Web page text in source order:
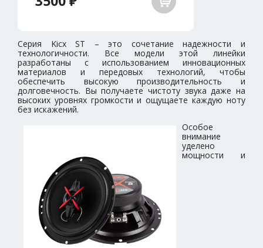
Серия Kicx ST – это сочетание надежности и
технологичности. Все модели этой линейки
разработаны с использованием инновационных
материалов и передовых технологий, чтобы
обеспечить высокую производительность и
долговечность. Вы получаете чистоту звука даже на
высоких уровнях громкости и ощущаете каждую ноту
без искажений.
Особое
внимание
уделено
мощности и